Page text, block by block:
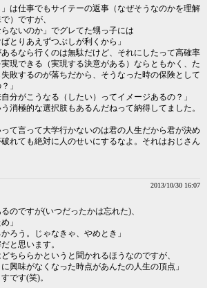
」は仕事でもサイテーの返事（なぜそうなのかを理解
）ですが、
らないのか」でグレてた甥っ子には
とりあえずつぶしが利くから」
あるなら行くのは無駄だけど、それにしたって高確率
現できる（実現する決意がある）ならともかく、た
敗するのが落ちだから、そうなった時の保険として
」
自分がこうなる（したい）ってイメージあるの？」
消極的な選択肢もあるんだねって納得してました。
って言って大学行かないのは君の人生だから君が決め
れても絶対に人のせいにするなよ。それはおじさん
2013/10/30 16:07
のですが(いつだったかは忘れた)、
」
ろう。じゃなきゃ、やめとき」
と思います。
ちららかというと聞かれるほうなのですが、
興味がなくなった時点があんたの人生の頂点」
です(笑)。